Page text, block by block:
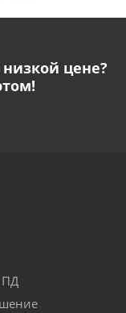
цене?
ПД